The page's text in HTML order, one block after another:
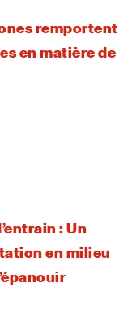
remportent
en matière de
: Un
en milieu